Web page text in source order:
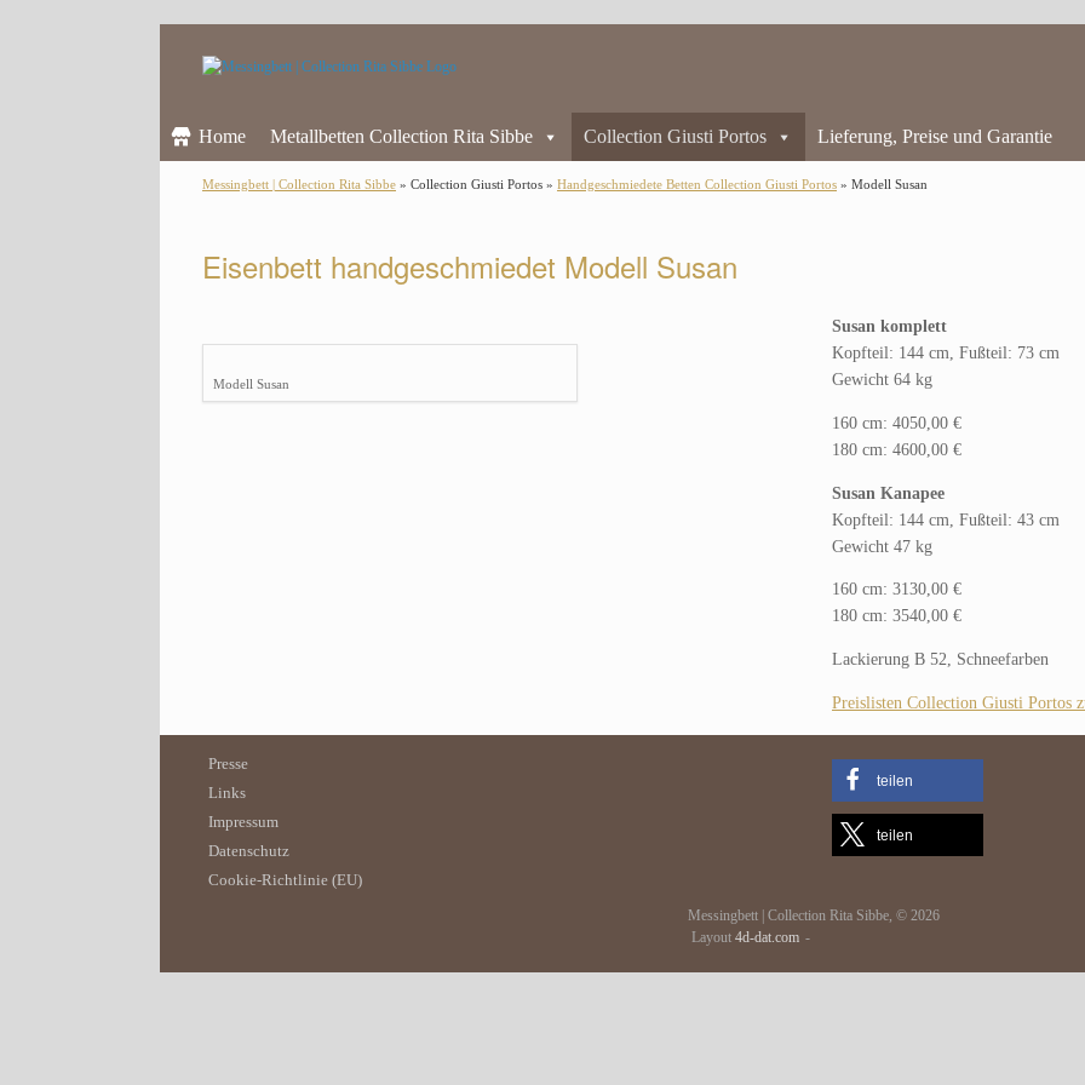
Home Metallbetten Collection Rita Sibbe Collection Giusti Portos Lieferung, Preise und Garantie
Messingbett | Collection Rita Sibbe » Collection Giusti Portos » Handgeschmiedete Betten Collection Giusti Portos » Modell Susan
Eisenbett handgeschmiedet Modell Susan
Modell Susan
Susan komplett
Kopfteil: 144 cm, Fußteil: 73 cm
Gewicht 64 kg
160 cm: 4050,00 €
180 cm: 4600,00 €
Susan Kanapee
Kopfteil: 144 cm, Fußteil: 43 cm
Gewicht 47 kg
160 cm: 3130,00 €
180 cm: 3540,00 €
Lackierung B 52, Schneefarben
Preislisten Collection Giusti Portos
Presse
Links
Impressum
Datenschutz
Cookie-Richtlinie (EU)
teilen
teilen
Messingbett | Collection Rita Sibbe, © 2026
Layout 4d-dat.com